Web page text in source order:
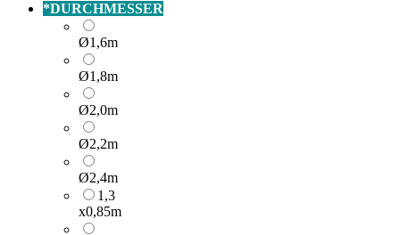
*DURCHMESSER
Ø1,6m
Ø1,8m
Ø2,0m
Ø2,2m
Ø2,4m
1,3
x0,85m